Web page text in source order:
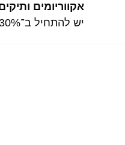
אקווריומים
יש להתחיל ב־30% מהמינון המומלץ ולהעלות בהדרגה לאורך מספר שבועות.